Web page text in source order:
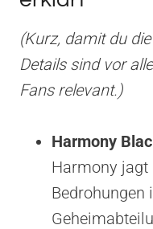
(Kurz, damit du
Details sind vor
Fans relevant.)
Harmony
Harmony
Bedrohungen